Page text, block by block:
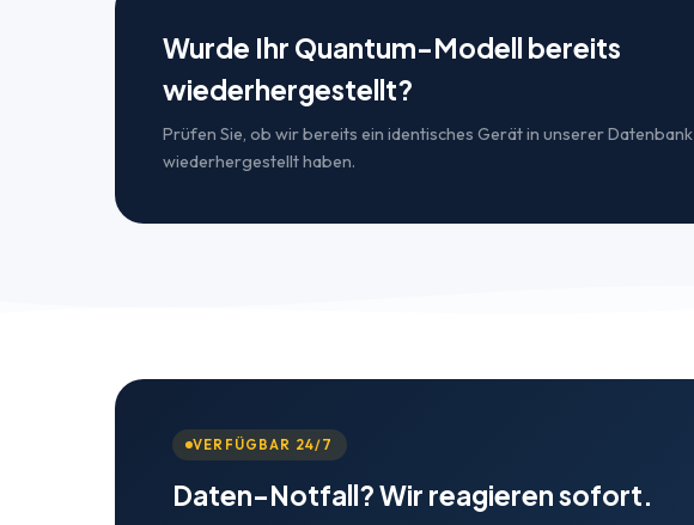
Wurde Ihr Quantum-Modell bereits
wiederhergestellt?
Prüfen Sie, ob wir bereits ein identisches Gerät in unserer Datenbank
wiederhergestellt haben.
VERFÜGBAR 24/7
Daten-Notfall? Wir reagieren sofort.